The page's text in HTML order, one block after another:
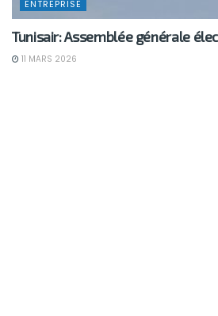
ENTREPRISE
Tunisair: Assemblée générale
11 MARS 2026